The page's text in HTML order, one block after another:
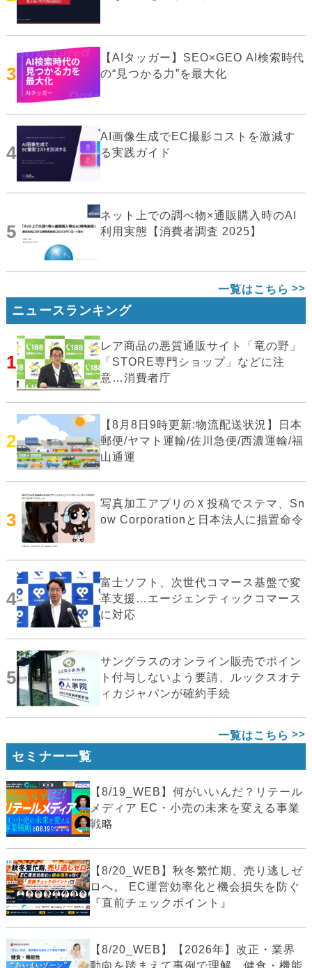
3
【AIタッガー】SEO×GEO AI検索時代
の“見つかる力”を最大化
4
AI画像生成でEC撮影コストを激減す
る実践ガイド
5
ネット上での調べ物×通販購入時のAI
利用実態【消費者調査 2025】
一覧はこちら
ニュースランキング
1
レア商品の悪質通販サイト「竜の野」
「STORE専門ショップ」などに注
意…消費者庁
2
【8月8日9時更新:物流配送状況】日本
郵便/ヤマト運輸/佐川急便/西濃運輸/福
山通運
3
写真加工アプリのＸ投稿でステマ、Sn
ow Corporationと日本法人に措置命令
4
富士ソフト、次世代コマース基盤で変
革支援…エージェンティックコマース
に対応
5
サングラスのオンライン販売でポイン
ト付与しないよう要請、ルックスオテ
ィカジャパンが確約手続
一覧はこちら
セミナー一覧
【8/19_WEB】何がいいんだ？リテール
メディア EC・小売の未来を変える事業
戦略
【8/20_WEB】秋冬繁忙期、売り逃しゼ
ロへ。 EC運営効率化と機会損失を防ぐ
『直前チェックポイント』
【8/20_WEB】【2026年】改正・業界
動向を踏まえて事例で理解 健食・機能